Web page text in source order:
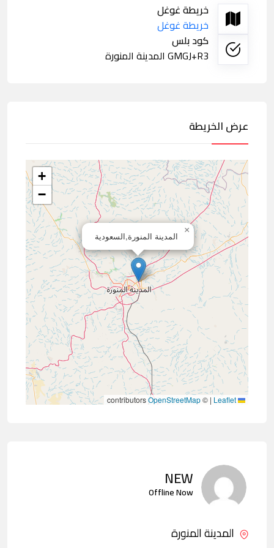
خريطة غوغل
خريطة غوغل
كود بلس
GMGJ+R3 المدينة المنورة
عرض الخريطة
المدينة المنورة,السعودية
×
+
−
|
©
OpenStreetMap
NEW
Offline Now
المدينة المنورة